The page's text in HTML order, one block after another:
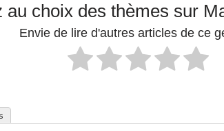
au choix des thèmes sur
Envie de lire d'autres articles de ce